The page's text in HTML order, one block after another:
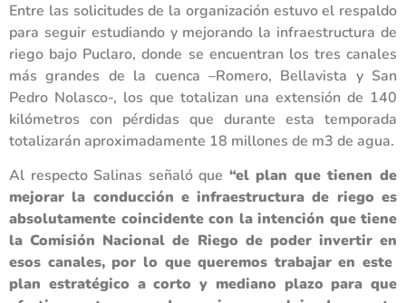
Entre las solicitudes de la organización estuvo el respaldo
para seguir estudiando y mejorando la infraestructura de
riego bajo Puclaro, donde se encuentran los tres canales
más grandes de la cuenca –Romero, Bellavista y San
Pedro Nolasco-, los que totalizan una extensión de 140
kilómetros con pérdidas que durante esta temporada
totalizarán aproximadamente 18 millones de m3 de agua.
Al respecto Salinas señaló que “el plan que tienen de
mejorar la conducción e infraestructura de riego es
absolutamente coincidente con la intención que tiene
la Comisión Nacional de Riego de poder invertir en
esos canales, por lo que queremos trabajar en este
plan estratégico a corto y mediano plazo para que